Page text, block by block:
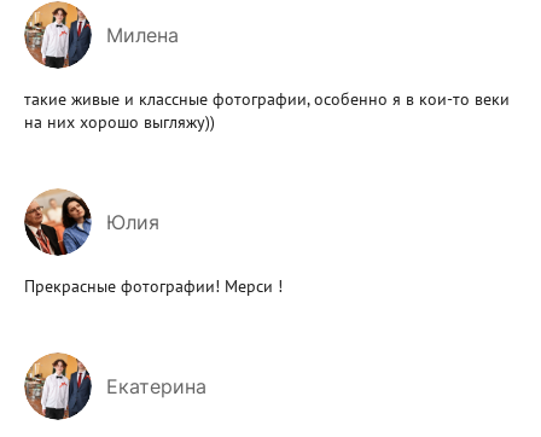
Милена
такие живые и классные фотографии, особенно я в кои-то веки
на них хорошо выгляжу))
Юлия
Прекрасные фотографии! Мерси !
Екатерина